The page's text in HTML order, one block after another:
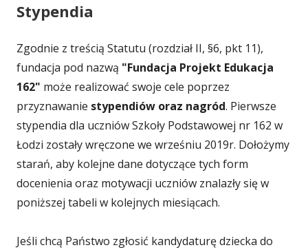
Stypendia
Zgodnie z treścią Statutu (rozdział II, §6, pkt 11),
fundacja pod nazwą "Fundacja Projekt Edukacja
162" może realizować swoje cele poprzez
przyznawanie stypendiów oraz nagród. Pierwsze
stypendia dla uczniów Szkoły Podstawowej nr 162 w
Łodzi zostały wręczone we wrześniu 2019r. Dołożymy
starań, aby kolejne dane dotyczące tych form
docenienia oraz motywacji uczniów znalazły się w
poniższej tabeli w kolejnych miesiącach.
Jeśli chcą Państwo zgłosić kandydaturę dziecka do